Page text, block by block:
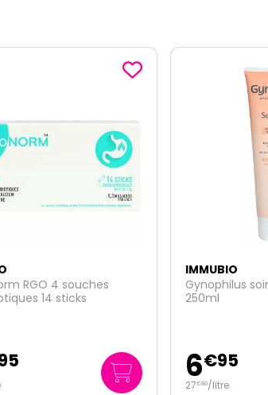
soin lavant intime
IMMUBIO
PhysioFer
adulte solution
9€45
78€75/litre